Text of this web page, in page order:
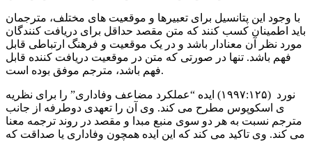
با وجود این پتانسیل برای تعبیرها و موقعیت های مختلف، مترجمان
باید اطمینان کسب کنند که متن مقصد حداقل برای دریافت کنندگان
مورد نظر آن معنادار باشد و در یک موقعیت و فرهنگ ارتباطی قابل
فهم باشد. تنها در صورتی که متن در موقعیت دریافت کننده قابل
فهم باشد، مترجم موفق بوده است.
نورد (۱۹۹۷:۱۲۵) ایده “عملکرد مضاعف وفاداری” را برای نظریه
ی اسکوپوس مطرح می کند. وی آن را تعهدی دوطرفه از جانب
مترجم نسبت به هر دو سوی منبع مبدا و مقصد در روند ترجمه معنا
می کند. وی تاکید می کند که این ایده همچون وفاداری یا صداقت که